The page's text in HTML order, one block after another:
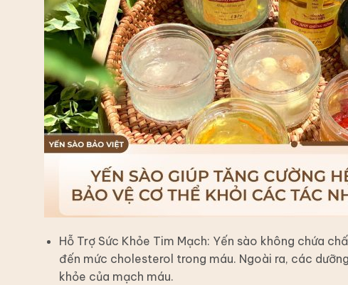
Hỗ Trợ Sức Khỏe Tim Mạch: Yến sào không chứa
đến mức cholesterol trong máu. Ngoài ra, các
khỏe của mạch máu.